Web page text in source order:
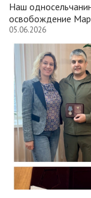
Наш
освобождение
05.06.2026